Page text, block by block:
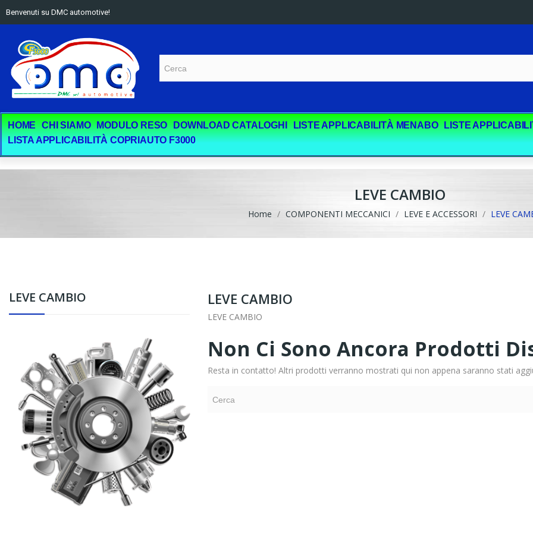
Benvenuti su DMC automotive!
HOME CHI SIAMO MODULO RESO DOWNLOAD CATALOGHI LISTE APPLICABILITÀ MENABO LISTE
LISTA APPLICABILITÀ COPRIAUTO F3000
LEVE CAMBIO
Home COMPONENTI MECCANICI LEVE E ACCESSORI LEVE
LEVE CAMBIO LEVE CAMBIO
LEVE CAMBIO
Non Ci Sono Ancora Prodotti
Resta in contatto! Altri prodotti verranno mostrati qui non appena saranno stati